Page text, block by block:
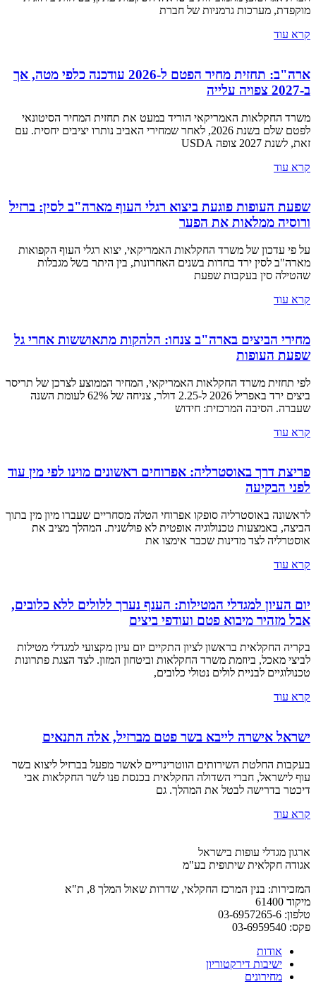
מוקפדת, מערכות גרמניות של חברת
קרא עוד
ארה"ב: תחזית מחיר הפטם ל-2026 עודכנה כלפי מטה, אך
ב-2027 צפויה עלייה
משרד החקלאות האמריקאי הוריד במעט את תחזית המחיר הסיטונאי
לפטם שלם בשנת 2026, לאחר שמחירי האביב נותרו יציבים יחסית. עם
זאת, לשנת 2027 צופה USDA
קרא עוד
שפעת העופות פוגעת ביצוא רגלי העוף מארה"ב לסין: ברזיל
ורוסיה ממלאות את הפער
על פי עדכון של משרד החקלאות האמריקאי, יצוא רגלי העוף הקפואות
מארה"ב לסין ירד בחדות בשנים האחרונות, בין היתר בשל מגבלות
שהטילה סין בעקבות שפעת
קרא עוד
מחירי הביצים בארה"ב צנחו: הלהקות מתאוששות אחרי גל
שפעת העופות
לפי תחזית משרד החקלאות האמריקאי, המחיר הממוצע לצרכן של תריסר
ביצים ירד באפריל 2026 ל-2.25 דולר, צניחה של 62% לעומת השנה
שעברה. הסיבה המרכזית: חידוש
קרא עוד
פריצת דרך באוסטרליה: אפרוחים ראשונים מוינו לפי מין עוד
לפני הבקיעה
לראשונה באוסטרליה סופקו אפרוחי הטלה מסחריים שעברו מיון מין בתוך
הביצה, באמצעות טכנולוגיה אופטית לא פולשנית. המהלך מציב את
אוסטרליה לצד מדינות שכבר אימצו את
קרא עוד
יום העיון למגדלי המטילות: הענף נערך ללולים ללא כלובים,
אבל מזהיר מיבוא פטם ועודפי ביצים
בקריה החקלאית בראשון לציון התקיים יום עיון מקצועי למגדלי מטילות
לביצי מאכל, ביוזמת משרד החקלאות וביטחון המזון. לצד הצגת פתרונות
טכנולוגיים לבניית לולים נטולי כלובים,
קרא עוד
ישראל אישרה לייבא בשר פטם מברזיל, אלה התנאים
בעקבות החלטת השירותים הווטרינריים לאשר מפעל בברזיל ליצוא בשר
עוף לישראל, חברי השדולה החקלאית בכנסת פנו לשר החקלאות אבי
דיכטר בדרישה לבטל את המהלך. גם
קרא עוד
ארגון מגדלי עופות בישראל
אגודה חקלאית שיתופית בע"מ
המזכירות: בנין המרכז החקלאי, שדרות שאול המלך 8, ת"א
מיקוד 61400
טלפון: 03-6957265-6
פקס: 03-6959540
אודות
ישיבות דירקטוריון
מחירונים